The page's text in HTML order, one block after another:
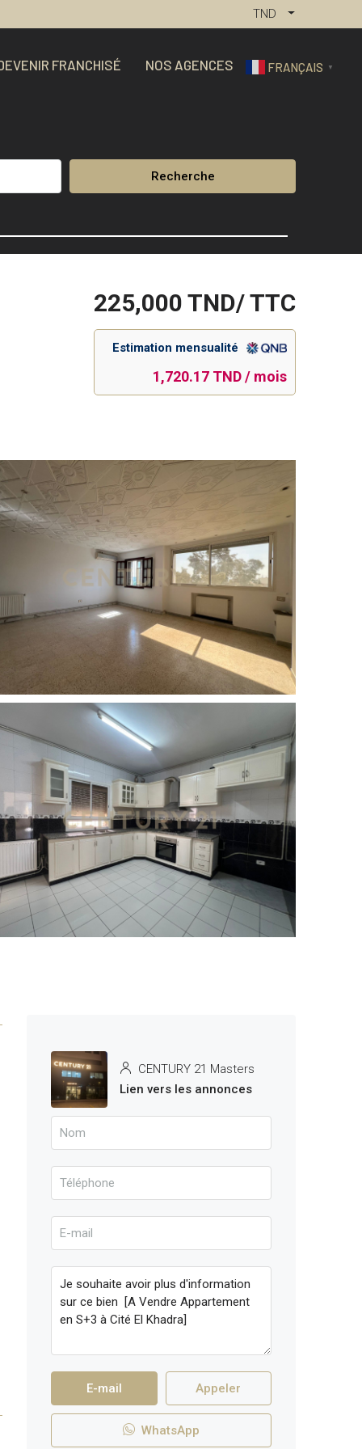
TND
FRANCHISÉ NOS AGENCES FRANÇAIS ▼
Recherche
225,000 TND/ TTC
Estimation mensualité
1,720.17 TND / mois
6 More
CENTURY 21 Masters
Lien vers les annonces
E-mail Appeler
WhatsApp